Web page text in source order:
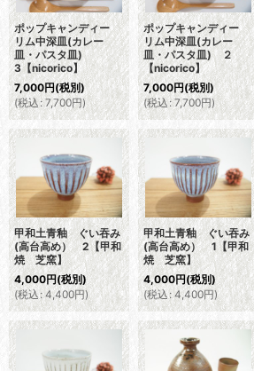
ポップキャンディー
リム中深皿(カレー
皿・パスタ皿)
3【nicorico】
7,000円(税別)
(税込 : 7,700円)
ポップキャンディー
リム中深皿(カレー
皿・パスタ皿) ２
【nicorico】
7,000円(税別)
(税込 : 7,700円)
甲和土青釉 ぐい吞み
(高台高め） 2【甲和
焼 芝窯】
4,000円(税別)
(税込: 4,400円)
甲和土青釉 ぐい吞み
(高台高め） 1【甲和
焼 芝窯】
4,000円(税別)
(税込: 4,400円)